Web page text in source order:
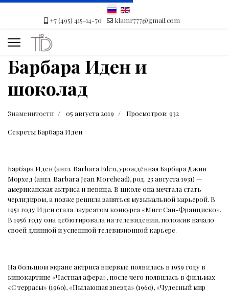
+7 (495) 415-14-70 klamr777@gmail.com
Барбара Иден и
шоколад
Знаменитости 05 августа 2019 Просмотров: 932
Секреты Барбара Иден
Барбара Иден (англ. Barbara Eden, урождённая Барбара Джин
Морхед (англ. Barbara Jean Morehead), род. 23 августа 1931) —
американская актриса и певица. В школе она мечтала стать
черлидиром, а позже решила заняться музыкальной карьерой. В
1951 году Иден стала лауреатом конкурса «Мисс Сан-Франциско».
В 1956 году она дебютировала на телевидении, положив начало
своей длинной и успешной телевизионной карьере.
На большом экране актриса впервые появилась в 1959 году в
кинокартине «Частная афера», после чего появилась в фильмах
«С террасы» (1960), «Пылающая звезда» (1960), «Чудесный мир